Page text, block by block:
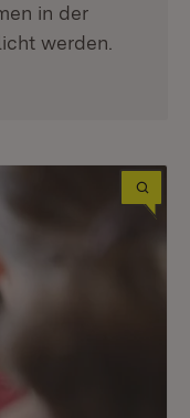
in der
werden.